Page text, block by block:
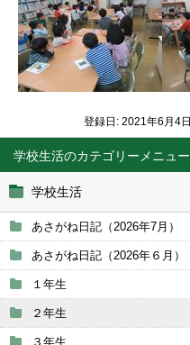
学校生活
学校生活
あさがね日記（2026年7月）
あさがね日記（2026年６月）
１年生
２年生
３年生
登録日: 2021年6月4日